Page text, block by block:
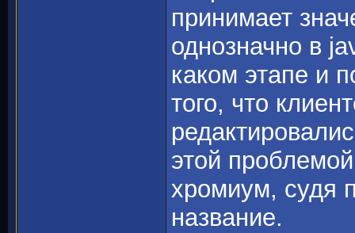
принимает
однозначно в
каком этапе и
того, что
этой
хромиум, судя
название.